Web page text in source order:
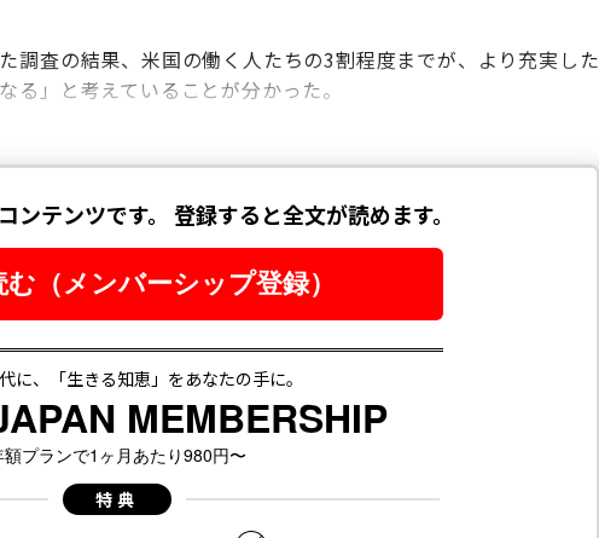
調査の結果、米国の働く人たちの3割程度までが、より充実した
」と考えていることが分かった。